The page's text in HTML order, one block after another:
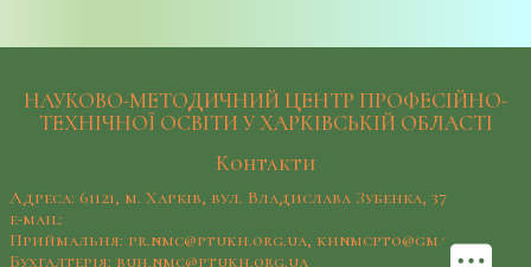
НАУКОВО-МЕТОДИЧНИЙ ЦЕНТР ПРОФЕСІЙНО-
ТЕХНІЧНОЇ ОСВІТИ У ХАРКІВСЬКІЙ ОБЛАСТІ
Контакти
Адреса: 61121, м. Харків, вул. Владислава Зубенка, 37
e-mail:
Приймальня: pr.nmc@ptukh.org.ua, khnmcpto@gmail.com
Бухгалтерія: buh.nmc@ptukh.org.ua